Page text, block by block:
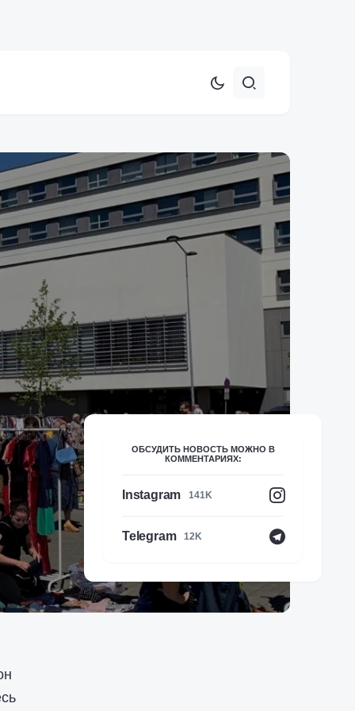
ОБСУДИТЬ НОВОСТЬ МОЖНО В
КОММЕНТАРИЯХ:
Instagram 141K
Telegram 12K